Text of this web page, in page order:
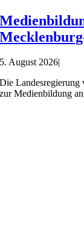
5. August 2026|
Die Landesregierung
zur Medienbildung